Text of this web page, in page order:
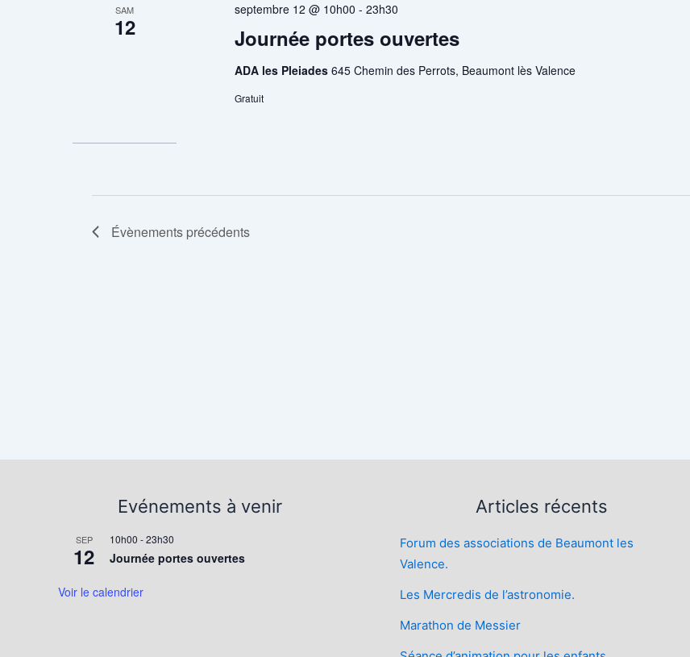
SAM
12 Journée portes ouvertes
septembre 12 @ 10h00 -23h30
ADA les Pleiades645 Chemin des Perrots, Beaumont lès Valence
Gratuit
Évènements précédents
Evénements à venir
SEP
12
10h00 -23h30
Journée portes ouvertes
Voir le calendrier
Articles récents
Forum des associations de Beaumont les
Valence.
Les Mercredis de l’astronomie.
Marathon de Messier